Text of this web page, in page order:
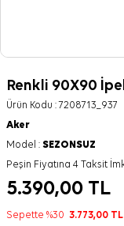
Renkli 90X90
Ürün Kodu :7208713_937
Aker
Model : SEZONSUZ
Peşin Fiyatına 4 Taksit
5.390,00 TL
Sepette %30 3.773,00 TL